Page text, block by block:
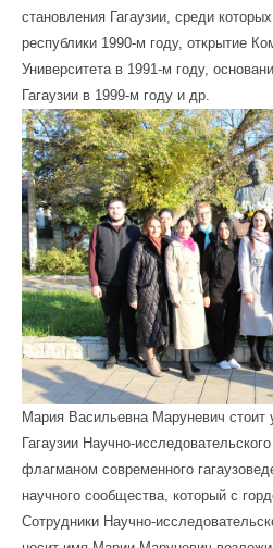
становления Гагаузии, среди
республики 1990-м году, открытие
Университета в 1991-м году,
Гагаузии в 1999-м году и др.
Мария Васильевна Маруневич стоит
Гагаузии Научно-
флагманом современного
научного сообщества, который с
Сотрудники Научно-